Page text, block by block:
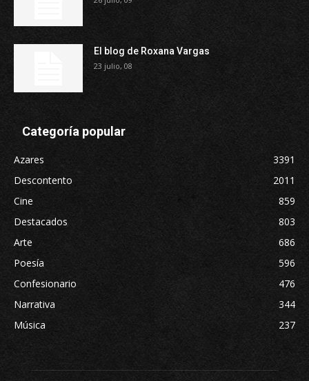
El blog de Roxana Vargas
23 julio, 08
Categoría popular
Azares
3391
Descontento
2011
Cine
859
Destacados
803
Arte
686
Poesía
596
Confesionario
476
Narrativa
344
Música
237